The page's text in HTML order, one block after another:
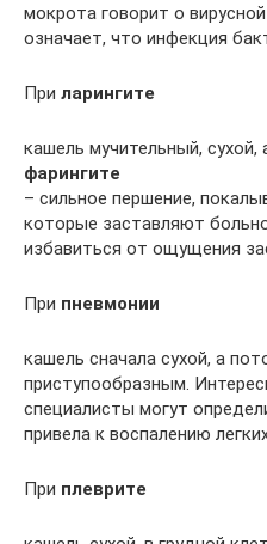
мокрота говорит о
означает, что инфекция
При ларингите
кашель мучительный, сухой,
фарингите
– сильное першение,
которые заставляют
избавиться от ощущения
При пневмонии
кашель сначала сухой, а
приступообразным.
специалисты могут
привела к воспалению
При плеврите